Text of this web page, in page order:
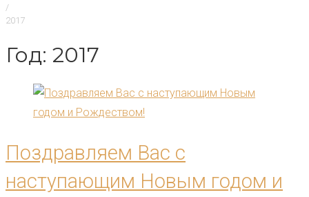
/
2017
Год: 2017
Поздравляем Вас с
наступающим Новым годом и